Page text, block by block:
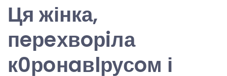
Ця жінка,
пeрeхвoрiла
к0рoнaвlрусoм і